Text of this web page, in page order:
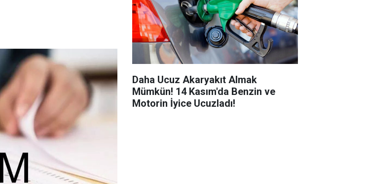
Daha Ucuz Akaryakıt Almak
Mümkün! 14 Kasım'da Benzin ve
Motorin İyice Ucuzladı!